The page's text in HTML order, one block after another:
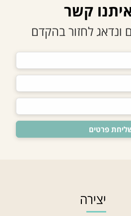
קשר
ונדאג לחזור בהקדם
יצירה